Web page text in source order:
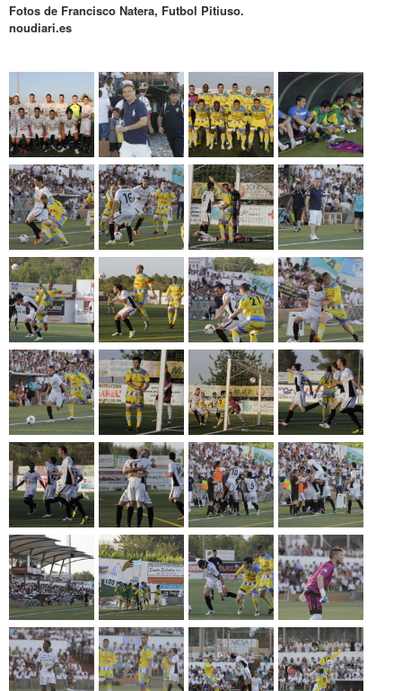
Fotos de Francisco Natera, Futbol Pitiuso.
noudiari.es